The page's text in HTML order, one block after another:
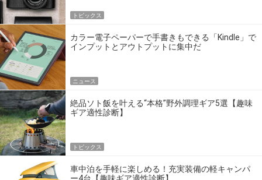
トピックス
カラー電子ペーパーで手書きもできる「Kindle」で
インプットとアウトプットに集中だ
ニュース
絶品ソト飯を叶える“本格”野外調理ギア5選【趣味
ギア適性診断】
トピックス
車中泊を手軽に楽しめる！充実装備の軽キャンパ